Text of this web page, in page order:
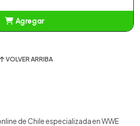
Agregar
VOLVER ARRIBA
de Chile especializada en WWE